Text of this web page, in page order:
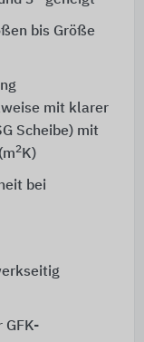
bis Größe
mit klarer
Scheibe) mit
2K)
bei
GFK-